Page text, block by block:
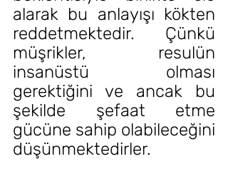
alarak bu anlayışı kökten
reddetmektedir. Çünkü
müşrikler, resulün
insanüstü olması
gerektiğini ve ancak bu
şekilde şefaat etme
gücüne sahip olabileceğini
düşünmektedirler.